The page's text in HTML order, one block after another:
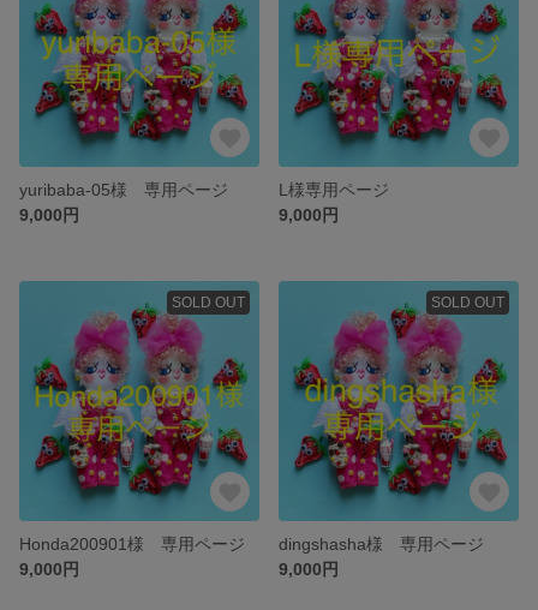
yuribaba-05様 専用ページ
9,000円
L様専用ページ
9,000円
SOLD OUT
Honda200901様 専用ページ
9,000円
SOLD OUT
dingshasha様 専用ページ
9,000円